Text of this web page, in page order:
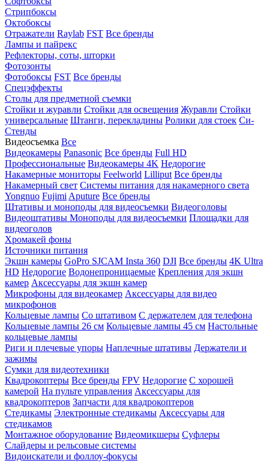
Стрипбоксы
Октобоксы
Отражатели Raylab FST Все бренды
Лампы и пайрекс
Рефлекторы, соты, шторки
Фотозонты
Фотобоксы FST Все бренды
Спецэффекты
Столы для предметной съемки
Стойки и журавли Стойки для освещения Журавли Стойки
универсальные Штанги, перекладины Ролики для стоек Си-
Стенды
Видеосъемка Все
Видеокамеры Panasonic Все бренды Full HD
Профессиональные Видеокамеры 4K Недорогие
Накамерные мониторы Feelworld Lilliput Все бренды
Накамерный свет Системы питания для накамерного света
Yongnuo Fujimi Aputure Все бренды
Штативы и моноподы для видеосъемки Видеоголовы
Видеоштативы Моноподы для видеосъемки Площадки для
видеоголов
Хромакей фоны
Источники питания
Экшн камеры GoPro SJCAM Insta 360 DJI Все бренды 4K Ultra
HD Недорогие Водонепроницаемые Крепления для экшн
камер Аксессуары для экшн камер
Микрофоны для видеокамер Аксессуары для видео
микрофонов
Кольцевые лампы Со штативом C держателем для телефона
Кольцевые лампы 26 см Кольцевые лампы 45 см Настольные
кольцевые лампы
Риги и плечевые упоры Наплечные штативы Держатели и
зажимы
Сумки для видеотехники
Квадрокоптеры Все бренды FPV Недорогие С хорошей
камерой На пульте управления Аксессуары для
квадрокоптеров Запчасти для квадрокоптеров
Стедикамы Электронные стедикамы Аксессуары для
стедикамов
Монтажное оборудование Видеомикшеры Суфлеры
Слайдеры и рельсовые системы
Видоискатели и фоллоу-фокусы